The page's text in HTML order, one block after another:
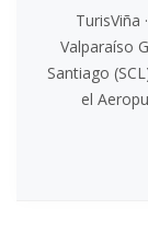
TurisViña
Valparaíso
Santiago
el